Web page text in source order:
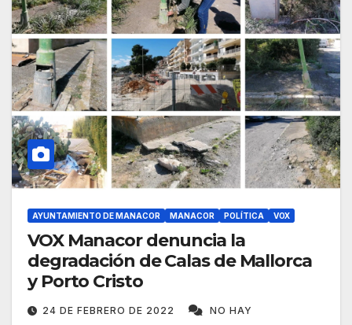
AYUNTAMIENTO DE MANACOR MANACOR POLÍTICA VOX
VOX Manacor denuncia la
degradación de Calas de Mallorca
y Porto Cristo
24 DE FEBRERO DE 2022 NO HAY